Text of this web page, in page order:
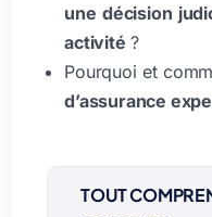
une décision
activité ?
Pourquoi et
d’assurance
TOUT